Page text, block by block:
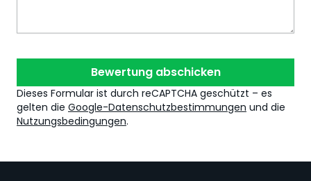
Bewertung abschicken
Dieses Formular ist durch reCAPTCHA geschützt – es
gelten die Google-Datenschutzbestimmungen und die
Nutzungsbedingungen.